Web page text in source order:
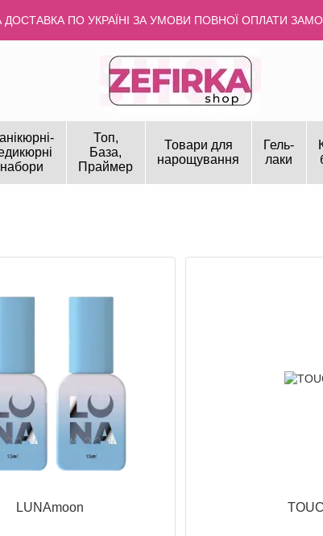
ПО УКРАЇНІ ЗА УМОВИ ПОВНОЇ ОПЛАТИ
набори
Топ,
База,
Праймер
Товари для
нарощування
Гель-
лаки
LUNAmoon